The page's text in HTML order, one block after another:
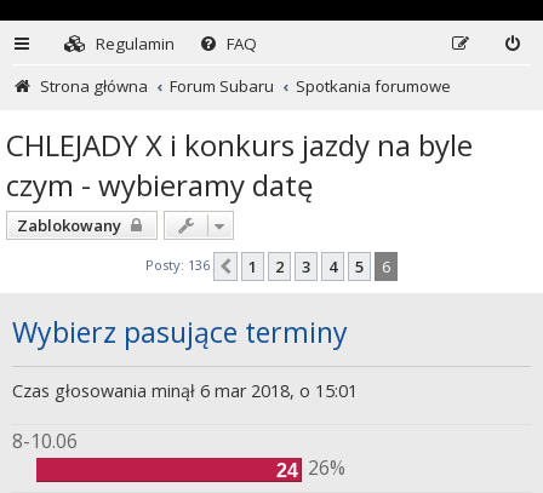
Regulamin
FAQ
Strona główna
Forum Subaru Spotkania forumowe
CHLEJADY X i konkurs jazdy na byle
czym - wybieramy datę
Zablokowany
Posty: 136 Poprzednia
1 2 3 4 5 6
Wybierz pasujące terminy
Czas głosowania minął 6 mar 2018, o 15:01
8-10.06
24 26%